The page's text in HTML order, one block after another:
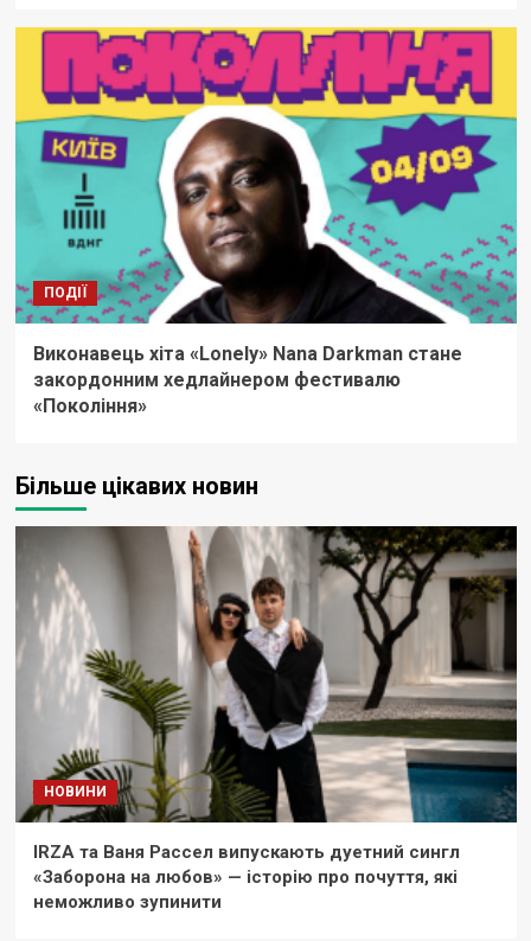
ПОДІЇ
Виконавець хіта «Lonely» Nana Darkman стане
закордонним хедлайнером фестивалю
«Покоління»
Більше цікавих новин
НОВИНИ
IRZA та Ваня Рассел випускають дуетний сингл
«Заборона на любов» — історію про почуття, які
неможливо зупинити